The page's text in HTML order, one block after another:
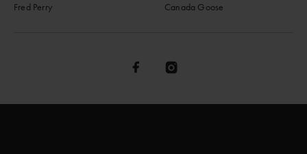
Fred Perry
Canada Goose